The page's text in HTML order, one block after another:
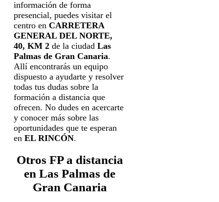
información de forma
presencial, puedes visitar el
centro en CARRETERA
GENERAL DEL NORTE,
40, KM 2 de la ciudad Las
Palmas de Gran Canaria.
Allí encontrarás un equipo
dispuesto a ayudarte y resolver
todas tus dudas sobre la
formación a distancia que
ofrecen. No dudes en acercarte
y conocer más sobre las
oportunidades que te esperan
en EL RINCÓN.
Otros FP a distancia
en Las Palmas de
Gran Canaria